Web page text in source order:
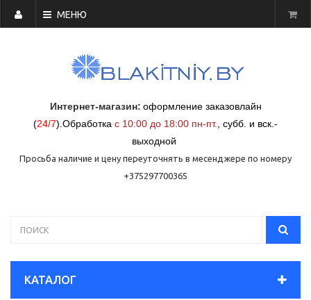
МЕНЮ
Интернет-магазин: оформление заказовлайн
(24/7) Обработка с 10:00 до 18:00 пн-пт. субб. и вск.-
выходной
Просьба наличие и цену переуточнять в месенджере по номеру
+375297700365
КАТАЛОГ